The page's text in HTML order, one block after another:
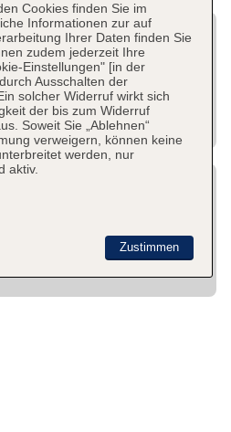
Cookies finden Sie im
Informationen zur auf
Ihrer Daten finden Sie
zudem jederzeit Ihre
Einstellungen" [in der
Ausschalten der
solcher Widerruf wirkt sich
der bis zum Widerruf
Soweit Sie „Ablehnen“
verweigern, können keine
werden, nur
aktiv.
Zustimmen